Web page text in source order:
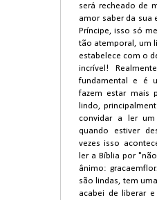
será recheado de
amor saber da sua
Príncipe, isso só
tão atemporal, um
estabelece com o
incrível!
fundamental e é
fazem estar mais
lindo,
convidar a ler
quando estiver
vezes isso
ler a Bíblia por
ânimo:
são lindas, tem
acabei de liberar